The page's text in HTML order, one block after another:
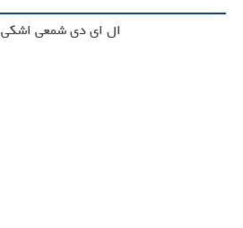
ال ای دی شمعی اشکی 6 وات